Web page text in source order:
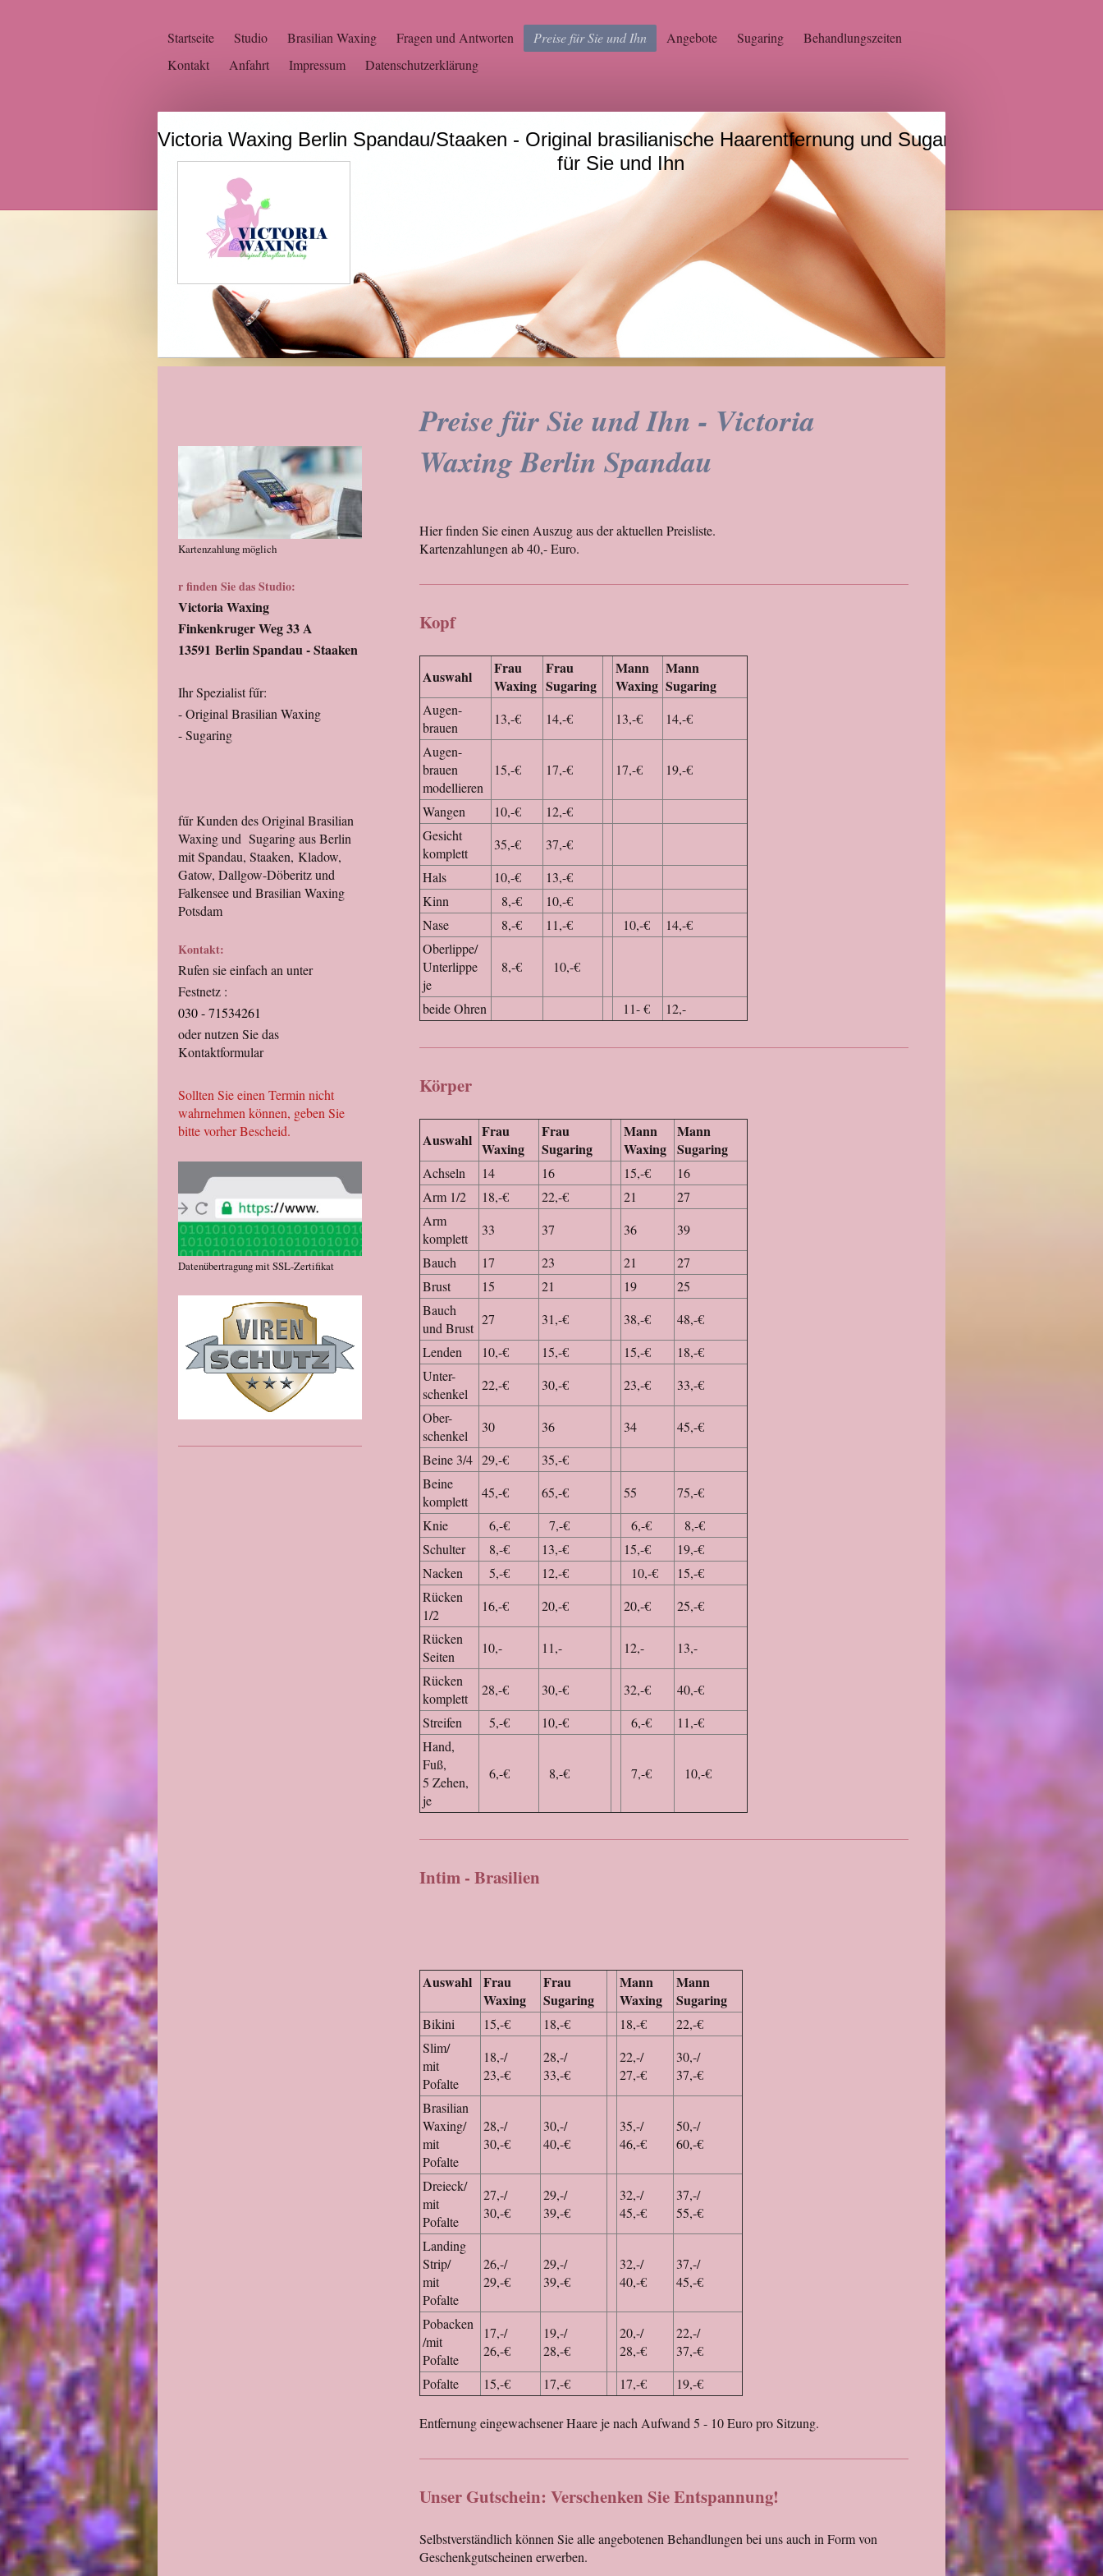
Startseite Studio Brasilian Waxing Fragen und Antworten Preise für Sie und Ihn Angebote Sugaring
Behandlungszeiten
Kontakt
Anfahrt Impressum Datenschutzerklärung
Victoria Waxing Berlin Spandau/Staaken - Original brasilianische Haarentfernung und Sugaring
für Sie und Ihn
Preise für Sie und Ihn - Victoria
Waxing Berlin Spandau
Hier finden Sie einen Auszug aus der aktuellen Preisliste.
Kartenzahlungen ab 40,- Euro.
Kopf
Auswahl
Frau
Waxing
Frau
Sugaring
Mann
Waxing
Mann
Sugaring
Augen-
brauen
13,-€ 14,-€ 13,-€
14,-€
Augen-
brauen
modellieren
15,-€ 17,-€ 17,-€ 19,-€
Wangen 10,-€
12,-€
Gesicht
komplett
35,-€
37,-€
Hals
10,-€
13,-€
Kinn
8,-€
10,-€
Nase
8,-€ 11,-€ 10,-€
14,-€
Oberlippe/
Unterlippe
je
8,-€ 10,-€
beide Ohren 11- € 12,-
Körper
Auswahl Frau
Waxing
Frau
Sugaring
Mann
Waxing
Mann
Sugaring
Achseln 14 16 15,-€
16
Arm 1/2
18,-€ 22,-€ 21
27
Arm
komplett
33 37 36
39
Bauch
17 23 21
27
Brust
15 21 19
25
Bauch
und Brust
27 31,-€ 38,-€
48,-€
Lenden
10,-€ 15,-€ 15,-€
18,-€
Unter-
schenkel
22,-€ 30,-€ 23,-€
33,-€
Ober-
schenkel
30 36 34
45,-€
Beine 3/4 29,-€
35,-€
Beine
komplett
45,-€ 65,-€ 55
75,-€
Knie
6,-€ 7,-€ 6,-€
8,-€
Schulter
8,-€ 13,-€ 15,-€
19,-€
Nacken
5,-€ 12,-€ 10,-€
15,-€
Rücken
1/2
16,-€ 20,-€ 20,-€
25,-€
Rücken
Seiten
10,- 11,- 12,-
13,-
Rücken
komplett
28,-€ 30,-€ 32,-€
40,-€
Streifen
5,-€ 10,-€ 6,-€
11,-€
Hand,
Fuß,
5 Zehen,
je
6,-€ 8,-€ 7,-€ 10,-€
Intim - Brasilien
Auswahl
Frau
Waxing
Frau
Sugaring
Mann
Waxing
Mann
Sugaring
Bikini 15,-€ 18,-€ 18,-€
22,-€
Slim/
mit
Pofalte
18,-/
23,-€
28,-/
33,-€
22,-/
27,-€
30,-/
37,-€
Brasilian
Waxing/
mit
Pofalte
28,-/
30,-€
30,-/
40,-€
35,-/
46,-€
50,-/
60,-€
Dreieck/
mit
Pofalte
27,-/
30,-€
29,-/
39,-€
32,-/
45,-€
37,-/
55,-€
Landing
Strip/
mit
Pofalte
26,-/
29,-€
29,-/
39,-€
32,-/
40,-€
37,-/
45,-€
Pobacken
/mit
Pofalte
17,-/
26,-€
19,-/
28,-€
20,-/
28,-€
22,-/
37,-€
Pofalte
15,-€ 17,-€ 17,-€ 19,-€
Entfernung eingewachsener Haare je nach Aufwand 5 - 10 Euro pro Sitzung.
Unser Gutschein: Verschenken Sie Entspannung!
Selbstverständlich können Sie alle angebotenen Behandlungen bei uns auch in Form von
Geschenkgutscheinen erwerben.
Kartenzahlung möglich
r finden Sie das Studio:
Victoria Waxing
Finkenkruger Weg 33 A
13591 Berlin Spandau - Staaken
Ihr Spezialist fűr:
- Original Brasilian Waxing
- Sugaring
fűr Kunden des Original Brasilian
Waxing und Sugaring aus Berlin
mit Spandau, Staaken, Kladow,
Gatow, Dallgow-Döberitz und
Falkensee und Brasilian Waxing
Potsdam
Kontakt:
Rufen sie einfach an unter
Festnetz :
030 - 71534261
oder nutzen Sie das
Kontaktformular
Sollten Sie einen Termin nicht
wahrnehmen können, geben Sie
bitte vorher Bescheid.
Datenübertragung mit SSL-Zertifikat